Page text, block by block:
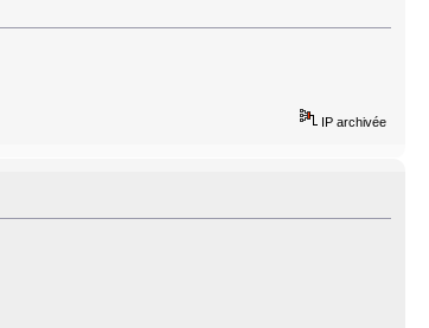
IP archivée